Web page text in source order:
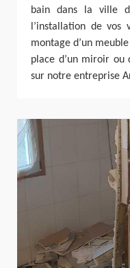
bain dans la ville
l’installation de
montage d’un
place d’un miroir ou
sur notre entreprise